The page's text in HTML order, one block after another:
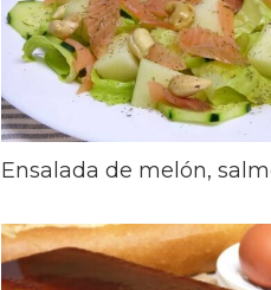
Ensalada de melón,